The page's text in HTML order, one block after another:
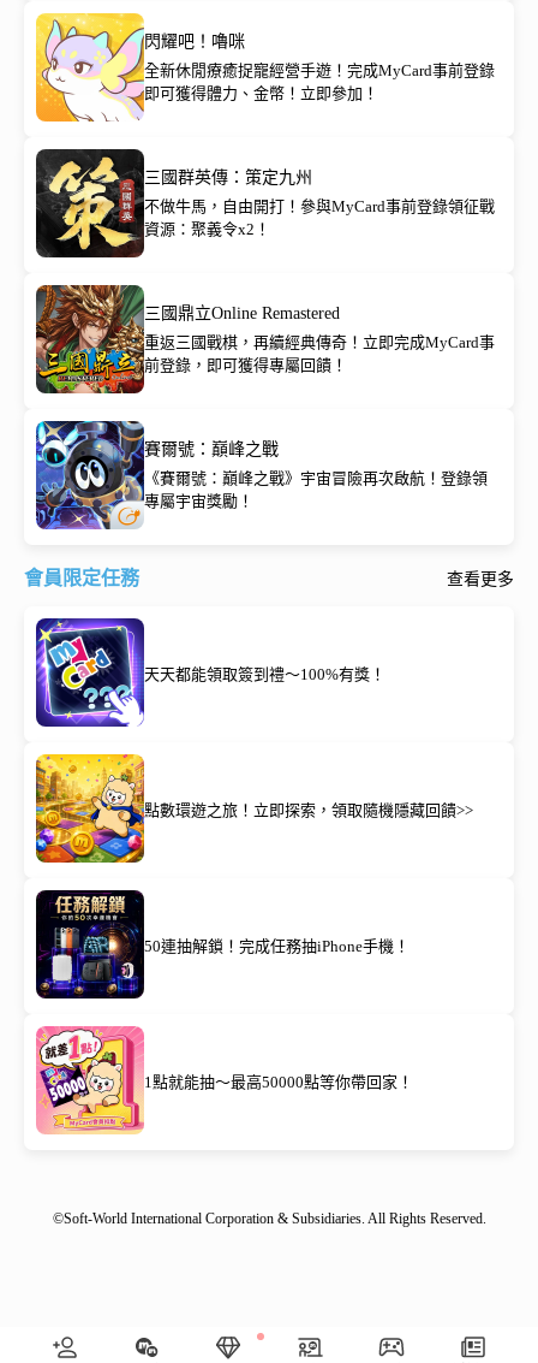
閃耀吧！嚕咪
全新休閒療癒捉寵經營手遊！完成MyCard事前登錄
即可獲得體力、金幣！立即參加！
三國群英傳：策定九州
不做牛馬，自由開打！參與MyCard事前登錄領征戰
資源：聚義令x2！
三國鼎立Online Remastered
重返三國戰棋，再續經典傳奇！立即完成MyCard事
前登錄，即可獲得專屬回饋！
賽爾號：巔峰之戰
《賽爾號：巔峰之戰》宇宙冒險再次啟航！登錄領
專屬宇宙獎勵！
會員限定任務 查看更多
天天都能領取簽到禮～100%有獎！
點數環遊之旅！立即探索，領取隨機隱藏回饋>>
50連抽解鎖！完成任務抽iPhone手機！
1點就能抽～最高50000點等你帶回家！
©Soft-World International Corporation & Subsidiaries. All Rights Reserved.